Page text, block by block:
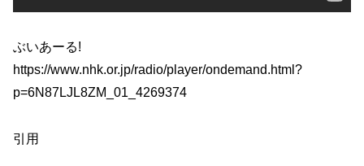
ぶいあーる!
https://www.nhk.or.jp/radio/player/ondemand.html?
p=6N87LJL8ZM_01_4269374
引用